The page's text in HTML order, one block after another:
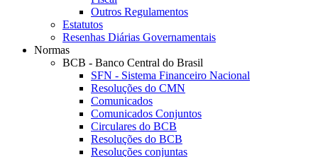
Outros Regulamentos
Estatutos
Resenhas Diárias Governamentais
Normas
BCB - Banco Central do Brasil
SFN - Sistema Financeiro Nacional
Resoluções do CMN
Comunicados
Comunicados Conjuntos
Circulares do BCB
Resoluções do BCB
Resoluções conjuntas